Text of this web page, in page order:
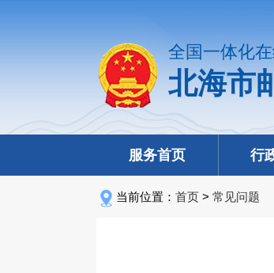
全国一体化
北海市
服务首页 行
当前位置： 首页 > 常见问题